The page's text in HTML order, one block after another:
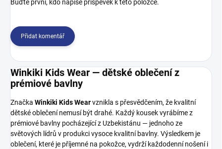
Buďte první, kdo napíše příspěvek k této položce.
Přidat komentář
Winkiki Kids Wear — dětské oblečení z
prémiové bavlny
Značka Winkiki Kids Wearvznikla s přesvědčením, že kvalitní
dětské oblečení nemusí být drahé. Každý kousek vyrábíme z
prémiové bavlny pocházející z Uzbekistánu — jednoho ze
světových lídrů v produkci vysoce kvalitní bavlny. Výsledkem je
oblečení, které je příjemné na pokožce, vydrží každodenní nošení i